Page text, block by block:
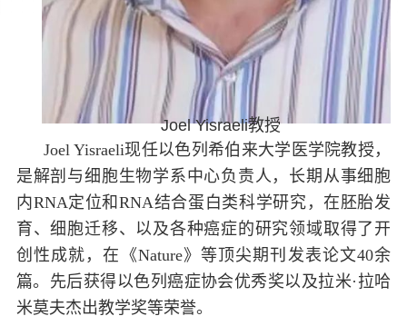
Joel Yisraeli教授
Joel Yisraeli现任以色列希伯来大学医学院教授，
是解剖与细胞生物学系中心负责人，长期从事细胞
内RNA定位和RNA结合蛋白类科学研究，在胚胎发
育、细胞迁移、以及各种癌症的研究领域取得了开
创性成就，在《Nature》等顶尖期刊发表论文40余
篇。先后获得以色列癌症协会优秀奖以及拉米· 拉哈
米莫夫杰出教学奖等荣誉。